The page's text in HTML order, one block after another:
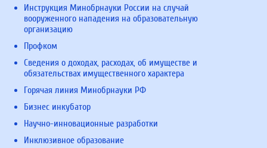
Инструкция Минобрнауки России на случай
вооруженного нападения на образовательную
организацию
Профком
Сведения о доходах, расходах, об имуществе и
обязательствах имущественного характера
Горячая линия Минобрнауки РФ
Бизнес инкубатор
Научно-инновационные разработки
Инклюзивное образование